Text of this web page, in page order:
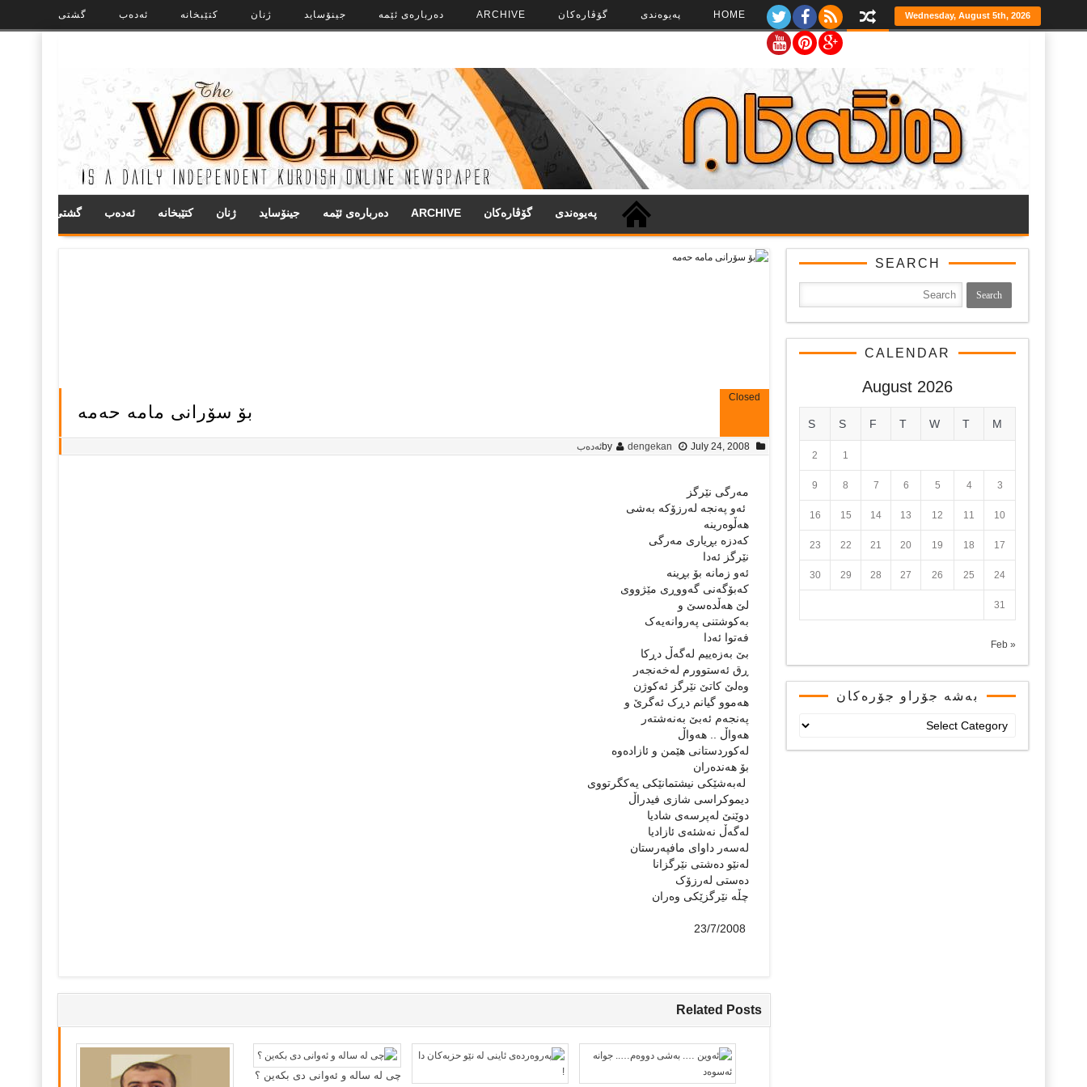
گشتی ئەدەب کتێبخانە ژنان جینۆساید ده‌رباره‌ی ئێمه ARCHIVE گۆڤاره‌کان په‌‌یوه‌ندی HOME Wednesday, August 5th, 2026
گشتی ئەدەب کتێبخانە ژنان جینۆساید ده‌رباره‌ی ئێمه ARCHIVE گۆڤاره‌کان په‌‌یوه‌ندی
بۆ سۆرانی مامه‌ حه‌مه‌
Closed
by dengekan July 24, 2008 ئەدەب
مه‌رگی نێرگز
ئه‌و په‌نجه‌ له‌رزۆکه‌ به‌شی
هه‌ڵوه‌رینه‌
که‌دزه‌ بڕیاری مه‌رگی
نێرگز ئه‌دا
ئه‌و زمانه‌ بۆ بڕینه‌
که‌بۆگه‌نی گه‌ووڕی مێژووی
لێ هه‌ڵده‌سێ و
به‌کوشتنی په‌روانه‌یه‌ک
فه‌توا ئه‌دا
بێ به‌زه‌ییم له‌گه‌ڵ دڕکا
ڕق ئه‌ستوورم له‌خه‌نجه‌ر
وه‌لێ کاتێ نێرگز ئه‌کوژن
هه‌موو گیانم دڕک ئه‌گرێ و
په‌نجه‌م ئه‌بێ به‌نه‌شته‌ر
هه‌واڵ .. هه‌واڵ
له‌کوردستانی هێمن و ئازاده‌وه‌
بۆ هه‌نده‌ران
له‌به‌شێکی نیشتمانێکی یه‌کگرتووی
دیموکراسی شازی فیدراڵ
دوێنێ له‌پرسه‌ی شادیا
له‌گه‌ڵ نه‌شئه‌ی ئازادیا
له‌سه‌ر داوای مافپه‌رستان
له‌نێو ده‌شتی نێرگزانا
ده‌ستی له‌رزۆک
چڵه‌ نێرگزێکی وه‌ران
Related Posts
چی لە سالە و ئەوانی دی بكەین ؟
SEARCH
CALENDAR
August 2026
M
T
W
T
F
S
S
1
2
3
4
5
6
7
8
9
10
11
12
13
14
15
16
17
18
19
20
21
22
23
24
25
26
27
28
29
30
31
« Feb
بەشە جۆراو جۆرەکان
جۆرەکان